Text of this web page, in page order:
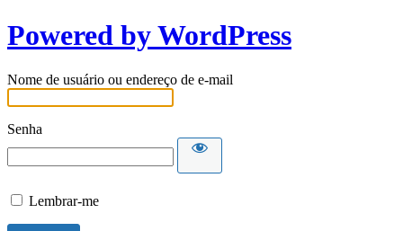
Powered by WordPress
Nome de usuário ou endereço de e-mail
Senha
Lembrar-me